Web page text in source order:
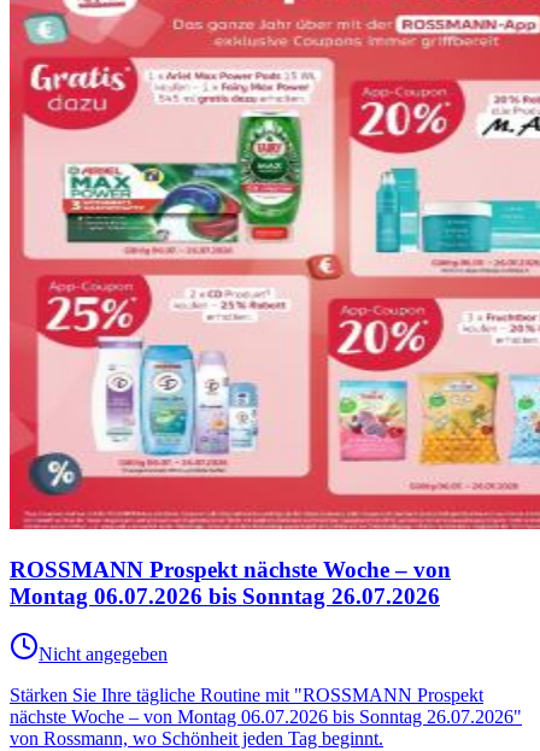
ROSSMANN Prospekt nächste Woche – von
Montag 06.07.2026 bis Sonntag 26.07.2026
Nicht angegeben
Stärken Sie Ihre tägliche Routine mit "ROSSMANN Prospekt
nächste Woche – von Montag 06.07.2026 bis Sonntag 26.07.2026"
von Rossmann, wo Schönheit jeden Tag beginnt.